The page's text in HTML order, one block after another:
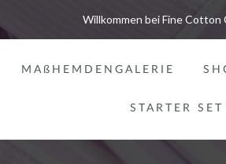
Willkommen bei Fine Cotton
MAßHEMDENGALERIE
STARTER SET